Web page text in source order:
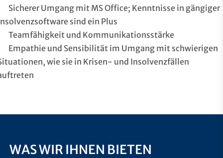
Sicherer Umgang mit MS Office; Kenntnisse in gängiger
sind ein Plus
Teamfähigkeit und Kommunikationsstärke
Empathie und Sensibilität im Umgang mit schwierigen
wie sie in Krisen- und Insolvenzfällen
WAS WIR IHNEN BIETEN